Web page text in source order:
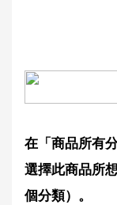
在「商品所有
選擇此商品所
個分類）。